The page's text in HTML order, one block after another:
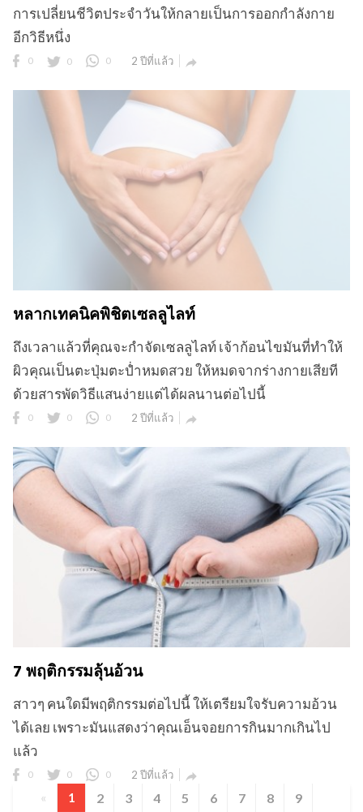
การเปลี่ยนชีวิตประจำวันให้กลายเป็นการออกกำลังกาย
อีกวิธีหนึ่ง
0 0 0 2 ปีที่แล้ว 
หลากเทคนิคพิชิตเซลลูไลท์
ถึงเวลาแล้วที่คุณจะกำจัดเซลลูไลท์ เจ้าก้อนไขมันที่ทำให้
ผิวคุณเป็นตะปุ่มตะป่ำหมดสวย ให้หมดจากร่างกายเสียที
ด้วยสารพัดวิธีแสนง่ายแต่ได้ผลนานต่อไปนี้
0 0 0 2 ปีที่แล้ว 
7 พฤติกรรมลุ้นอ้วน
สาวๆ คนใดมีพฤติกรรมต่อไปนี้ ให้เตรียมใจรับความอ้วน
ได้เลย เพราะมันแสดงว่าคุณเอ็นจอยการกินมากเกินไป
แล้ว
0 0 0 2 ปีที่แล้ว

«
1 2 3 4 5 6 7 8
9